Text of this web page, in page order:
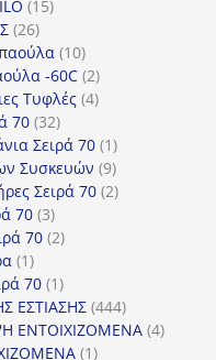
προϊόντα
1515
2626
προϊόντα
1010
προϊόντα
-60C 22
προϊόντα
Τυφλές 44
70 3232
προϊόντα
Σειρά 70 11
προϊόν
Συσκευών 99
προϊόντα
Σειρά 70 22
70 33
προϊόντα
70 22
11
προϊόν
70 11
προϊόν
ΕΣΤΙΑΣΗΣ 444444
προϊόντα
ΕΝΤΟΙΧΙΖΟΜΕΝΑ 44
11